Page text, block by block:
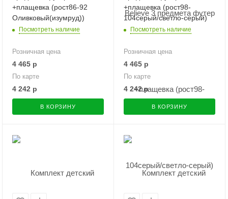
+плащевка (рост86-92
Оливковый(изумруд))
Посмотреть наличие
Розничная цена
4 465 р
По карте
4 242 р
В КОРЗИНУ
+плащевка (рост98-
104серый/светло-серый)
Посмотреть наличие
Розничная цена
4 465 р
По карте
4 242р
В КОРЗИНУ